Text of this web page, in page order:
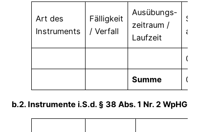
Art des
Instruments
Fälligkeit
/ Verfall
Ausübungs­
zeitraum /
Laufzeit
absolut
0
Summe 0
b.2. Instrumente i.S.d. § 38 Abs. 1 Nr. 2 WpHG